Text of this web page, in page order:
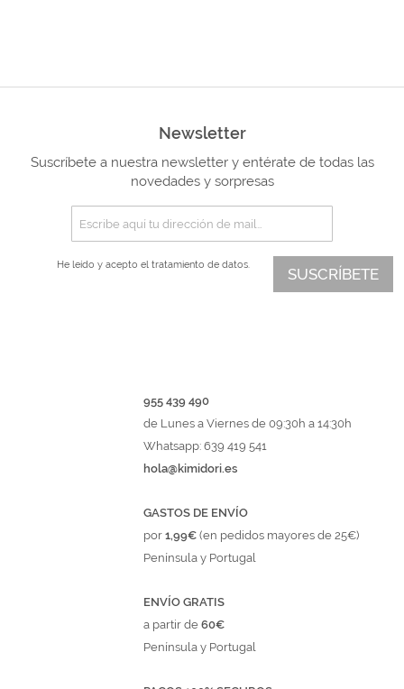
Newsletter
Suscríbete a nuestra newsletter y entérate de todas las
novedades y sorpresas
SUSCRÍBETE
He leído y acepto el tratamiento de datos.
955 439 490
de Lunes a Viernes de 09:30h a 14:30h
Whatsapp: 639 419 541
hola@kimidori.es
GASTOS DE ENVÍO
por1,99€(en pedidos mayores de 25€)
Península y Portugal
ENVÍO GRATIS
a partir de60€
Península y Portugal